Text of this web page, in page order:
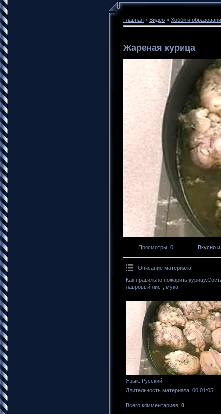
Главная » Видео » Хобби и
Жареная курица
Просмотры: 0 Вкусно
Описание материала:
Как правильно пожарить
лавровый лист, мука.
Язык: Русский
Длительность материала: 00:01:05
Всего комментариев: 0